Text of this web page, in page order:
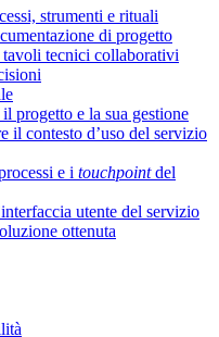
strumenti e rituali
di progetto
tecnici collaborativi
progetto e la sua gestione
il contesto d’uso del servizio
e i touchpointdel
utente del servizio
ottenuta